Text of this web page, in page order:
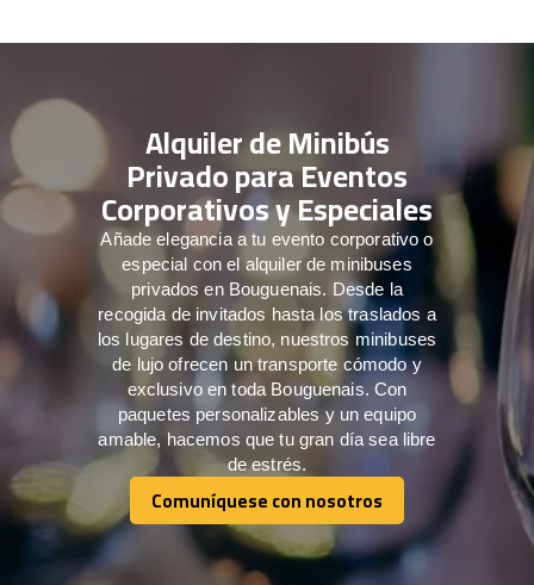
Alquiler de Minibús
Privado para Eventos
Corporativos y Especiales
Añade elegancia a tu evento corporativo o
especial con el alquiler de minibuses
privados en Bouguenais. Desde la
recogida de invitados hasta los traslados a
los lugares de destino, nuestros minibuses
de lujo ofrecen un transporte cómodo y
exclusivo en toda Bouguenais. Con
paquetes personalizables y un equipo
amable, hacemos que tu gran día sea libre
de estrés.
Comuníquese con nosotros
Comuníquese con nosotros